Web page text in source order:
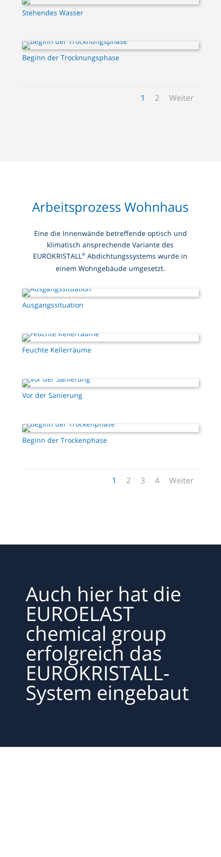
Stehendes Wasser
Beginn der Trocknungsphase
1 2 Weiter
Arbeitsprozess Wohnhaus
Eine die Innenwände betreffende optisch und
klimatisch ansprechende Variante des
EUROKRISTALL® Abdichtungssystems wurde in
einem Wohngebäude umgesetzt.
Ausgangssituation
Feuchte Kellerräume
Vor der Sanierung
Beginn der Trockenphase
1 2 3 4 Weiter
Auch hier hat die
EUROELAST
chemical group
erfolgreich das
EUROKRISTALL-
System eingebaut